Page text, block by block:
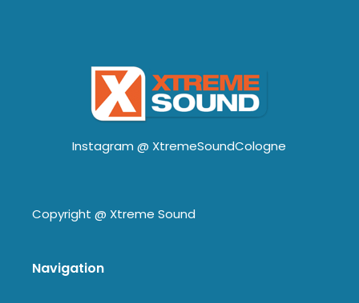
Instagram @ XtremeSoundCologne
Copyright @ Xtreme Sound
Navigation